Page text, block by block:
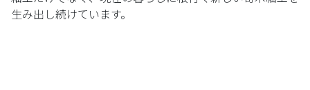
生み出し続けています。